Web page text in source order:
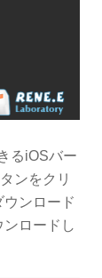
るiOSバー
ンをクリ
ンロード
ロードし